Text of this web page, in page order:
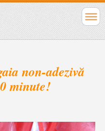
non-adezivă
minute!